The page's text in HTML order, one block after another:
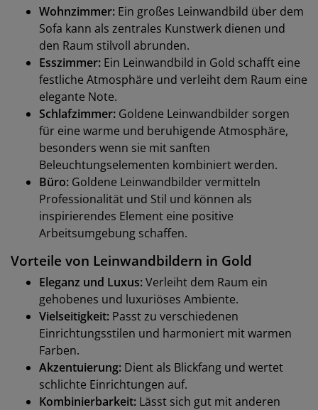
Wohnzimmer: Ein großes Leinwandbild über dem
Sofa kann als zentrales Kunstwerk dienen und
den Raum stilvoll abrunden.
Esszimmer: Ein Leinwandbild in Gold schafft eine
festliche Atmosphäre und verleiht dem Raum eine
elegante Note.
Schlafzimmer: Goldene Leinwandbilder sorgen
für eine warme und beruhigende Atmosphäre,
besonders wenn sie mit sanften
Beleuchtungselementen kombiniert werden.
Büro: Goldene Leinwandbilder vermitteln
Professionalität und Stil und können als
inspirierendes Element eine positive
Arbeitsumgebung schaffen.
Vorteile von Leinwandbildern in Gold
Eleganz und Luxus:Verleiht dem Raum ein
gehobenes und luxuriöses Ambiente.
Vielseitigkeit: Passt zu verschiedenen
Einrichtungsstilen und harmoniert mit warmen
Farben.
Akzentuierung: Dient als Blickfang und wertet
schlichte Einrichtungen auf.
Kombinierbarkeit: Lässt sich gut mit anderen